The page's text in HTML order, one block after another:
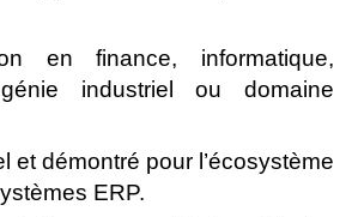
en finance, informatique,
industriel ou domaine
et démontré pour l’écosystème
ERP.